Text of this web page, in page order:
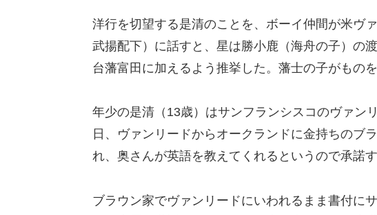
洋行を切望する是清のことを、ボーイ仲間が米ヴ
武揚配下）に話すと、星は勝小鹿（海舟の子）の
台藩富田に加えるよう推挙した。藩士の子がものを
年少の是清（13歳）はサンフランシスコのヴァン
日、ヴァンリードからオークランドに金持ちのブ
れ、奥さんが英語を教えてくれるというので承諾す
ブラウン家でヴァンリードにいわれるまま書付に